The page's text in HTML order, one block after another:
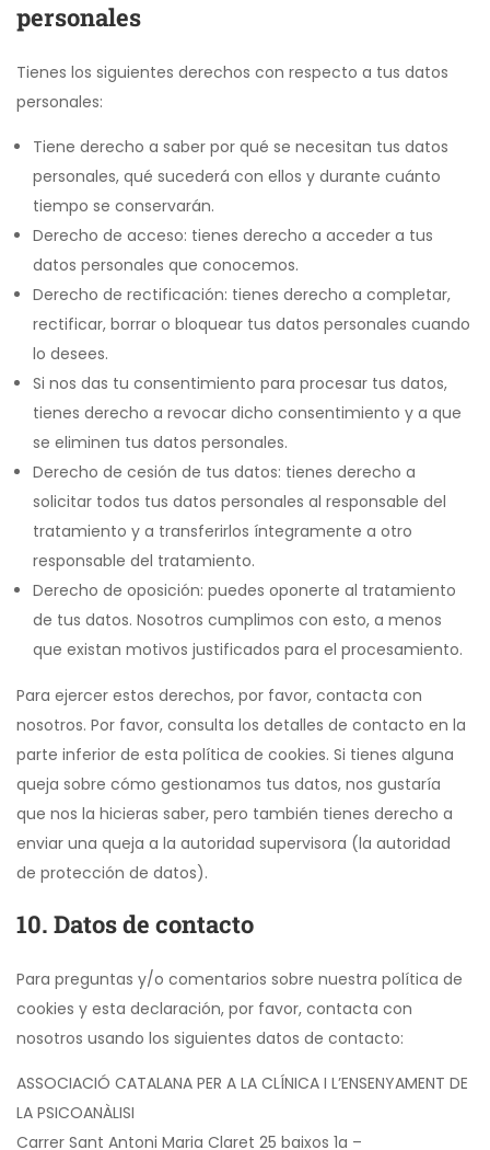
personales
Tienes los siguientes derechos con respecto a tus datos
personales:
Tiene derecho a saber por qué se necesitan tus datos
personales, qué sucederá con ellos y durante cuánto
tiempo se conservarán.
Derecho de acceso: tienes derecho a acceder a tus
datos personales que conocemos.
Derecho de rectificación: tienes derecho a completar,
rectificar, borrar o bloquear tus datos personales cuando
lo desees.
Si nos das tu consentimiento para procesar tus datos,
tienes derecho a revocar dicho consentimiento y a que
se eliminen tus datos personales.
Derecho de cesión de tus datos: tienes derecho a
solicitar todos tus datos personales al responsable del
tratamiento y a transferirlos íntegramente a otro
responsable del tratamiento.
Derecho de oposición: puedes oponerte al tratamiento
de tus datos. Nosotros cumplimos con esto, a menos
que existan motivos justificados para el procesamiento.
Para ejercer estos derechos, por favor, contacta con
nosotros. Por favor, consulta los detalles de contacto en la
parte inferior de esta política de cookies. Si tienes alguna
queja sobre cómo gestionamos tus datos, nos gustaría
que nos la hicieras saber, pero también tienes derecho a
enviar una queja a la autoridad supervisora (la autoridad
de protección de datos).
10. Datos de contacto
Para preguntas y/o comentarios sobre nuestra política de
cookies y esta declaración, por favor, contacta con
nosotros usando los siguientes datos de contacto:
ASSOCIACIÓ CATALANA PER A LA CLÍNICA I L’ENSENYAMENT DE
LA PSICOANÀLISI
Carrer Sant Antoni Maria Claret 25 baixos 1a –